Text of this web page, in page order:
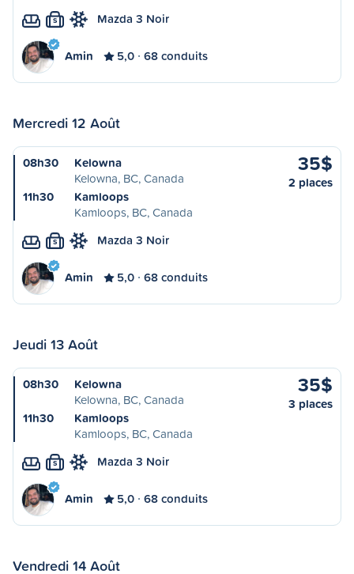
S Mazda 3 Noir
Amin 5,0 68 conduits
Mercredi 12 Août
08h30
Kelowna
Kelowna, BC, Canada
11h30
Kamloops
Kamloops, BC, Canada
35$
2 places
S Mazda 3 Noir
Amin 5,0 68 conduits
Jeudi 13 Août
08h30
Kelowna
Kelowna, BC, Canada
11h30
Kamloops
Kamloops, BC, Canada
35$
3 places
S Mazda 3 Noir
Amin 5,0 68 conduits
Vendredi 14 Août